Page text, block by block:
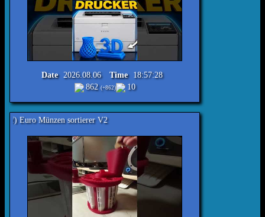
Date 2026.08.06 Time 18:57:28
862 (+862) 10
sortierer V2